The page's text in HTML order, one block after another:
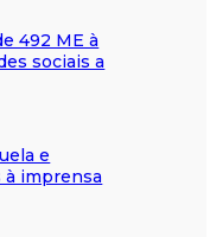
492 ME à
sociais a
e
imprensa